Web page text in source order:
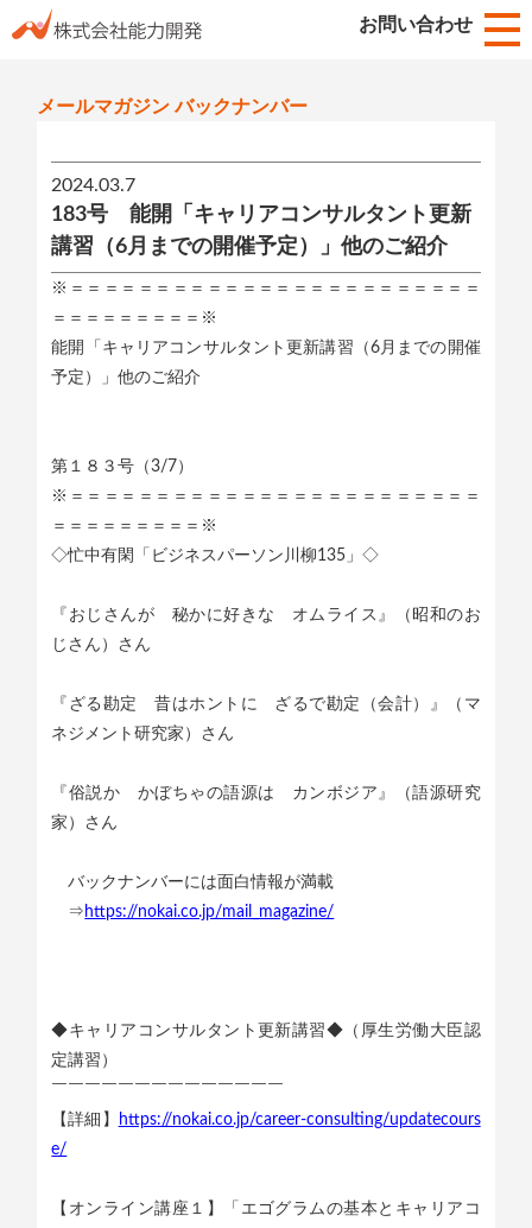
お問い合わせ
お知らせ
HOME
メールマガジン バックナンバー
2024.03.7
183号 能開「キャリアコンサルタント更新
講習（6月までの開催予定）」他のご紹介
※＝＝＝＝＝＝＝＝＝＝＝＝＝＝＝＝＝＝＝＝＝＝＝＝
＝＝＝＝＝＝＝＝＝※
能開「キャリアコンサルタント更新講習（6月までの開催
予定）」他のご紹介
第１８３号（3/7）
※＝＝＝＝＝＝＝＝＝＝＝＝＝＝＝＝＝＝＝＝＝＝＝＝
＝＝＝＝＝＝＝＝＝※
◇忙中有閑「ビジネスパーソン川柳135」◇
『おじさんが 秘かに好きな オムライス』（昭和のお
じさん）さん
『ざる勘定 昔はホントに ざるで勘定（会計）』（マ
ネジメント研究家）さん
『俗説か かぼちゃの語源は カンボジア』（語源研究
家）さん
バックナンバーには面白情報が満載
⇒ https://nokai.co.jp/mail_magazine/
◆キャリアコンサルタント更新講習◆（厚生労働大臣認
定講習）
￣￣￣￣￣￣￣￣￣￣￣￣￣￣
【詳細】
https://nokai.co.jp/career-consulting/updatecours
e/
【オンライン講座１】「エゴグラムの基本とキャリアコ